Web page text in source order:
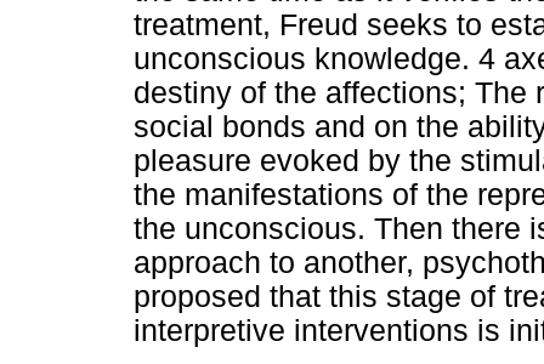
treatment, Freud seeks to
unconscious knowledge. 4
destiny of the affections; The
social bonds and on the
pleasure evoked by the
the manifestations of the
the unconscious. Then there
approach to another,
proposed that this stage of
interpretive interventions is